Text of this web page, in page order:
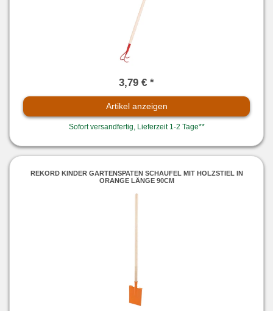
3,79 € *
Artikel anzeigen
Sofort versandfertig, Lieferzeit 1-2 Tage**
REKORD KINDER GARTENSPATEN SCHAUFEL MIT HOLZSTIEL IN
ORANGE LÄNGE 90CM